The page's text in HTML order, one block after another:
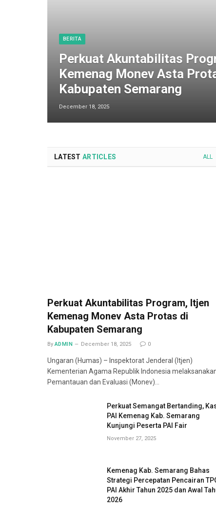
BERITA
Perkuat Akuntabilitas
Kemenag Monev Asta
Kabupaten Semarang
December 18, 2025
LATEST ARTICLES ALL
Perkuat Akuntabilitas Program, Itjen
Kemenag Monev Asta Protas di
Kabupaten Semarang
By ADMIN December 18, 2025 0
Ungaran (Humas) – Inspektorat Jenderal (Itjen)
Kementerian Agama Republik Indonesia
Pemantauan dan Evaluasi (Monev)…
Perkuat Semangat Bertanding,
PAI Kemenag Kab. Semarang
Kunjungi Peserta PAI Fair
November 27, 2025
Kemenag Kab. Semarang Bahas
Strategi Percepatan Pencairan
PAI Akhir Tahun 2025 dan Awal
2026